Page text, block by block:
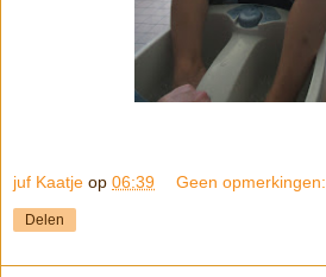
juf Kaatje op 06:39 Geen opmerkingen:
Delen